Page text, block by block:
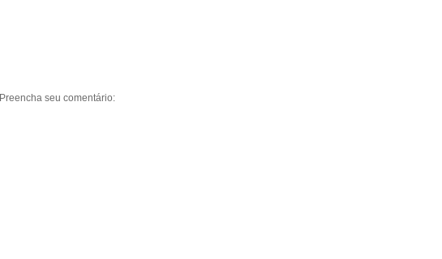
Preencha seu comentário: